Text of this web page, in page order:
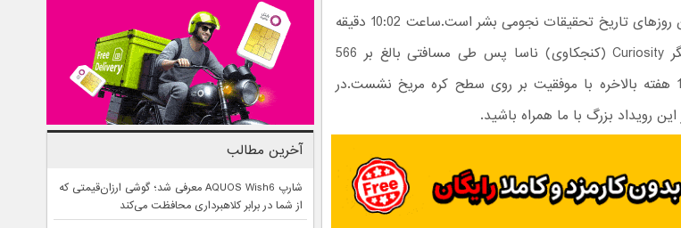
امروز بدون شک یکی از مهم ترین روزهای تاریخ تحقیقات نجومی بشر است.ساعت 10:02 دقیقه
امروز به وقت تهران ربات کاوشگر Curiosity (کنجکاوی) ناسا پس طی مسافتی بالغ بر 566
میلیون کیلومتر در مدت زمان 16 هفته بالاخره با موفقیت بر روی سطح کره مریخ نشست.در
رویداد بزرگ با ما همراه باشید.
آخرین مطالب
شارپ AQUOS Wish6 معرفی شد؛ گوشی ارزان‌قیمتی که
از شما در برابر کلاهبرداری محافظت می‌کند